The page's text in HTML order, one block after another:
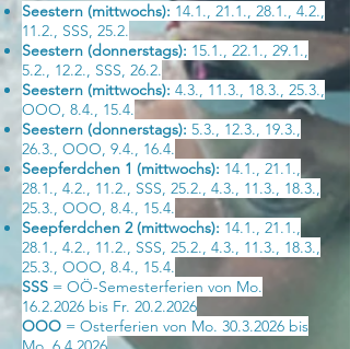
Seestern (mittwochs): 14.1., 21.1., 28.1., 4.2.,
11.2., SSS, 25.2.
Seestern (donnerstags): 15.1., 22.1., 29.1.,
5.2., 12.2., SSS, 26.2.
Seestern (mittwochs): 4.3., 11.3., 18.3., 25.3.,
OOO, 8.4., 15.4.
Seestern (donnerstags): 5.3., 12.3., 19.3.,
26.3., OOO, 9.4., 16.4.
Seepferdchen 1 (mittwochs): 14.1., 21.1.,
28.1., 4.2., 11.2., SSS, 25.2., 4.3., 11.3., 18.3.,
25.3., OOO, 8.4., 15.4.
Seepferdchen 2 (mittwochs): 14.1., 21.1.,
28.1., 4.2., 11.2., SSS, 25.2., 4.3., 11.3., 18.3.,
25.3., OOO, 8.4., 15.4.
SSS = OÖ-Semesterferien von Mo.
16.2.2026 bis Fr. 20.2.2026
OOO = Osterferien von Mo. 30.3.2026 bis